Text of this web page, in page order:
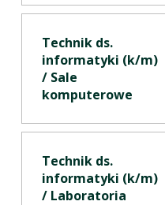
Technik ds.
informatyki (k/m)
/ Sale
komputerowe ​
Technik ds.
informatyki (k/m)
/ Laboratoria ​